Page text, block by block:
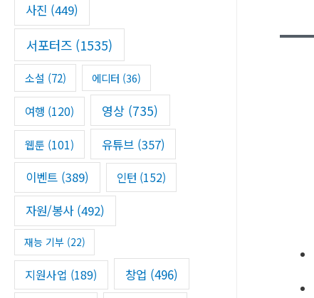
사진 (449)
서포터즈 (1535)
소설 (72) 에디터 (36)
여행 (120) 영상 (735)
웹툰 (101) 유튜브(357)
이벤트(389) 인턴 (152)
자원/봉사(492)
재능 기부(22)
지원사업 (189) 창업 (496)